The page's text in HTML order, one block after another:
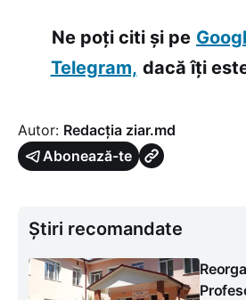
Ne poți citi și pe
Telegram, dacă îți
Autor: Redacția ziar.md
Abonează-te
Știri recomandate